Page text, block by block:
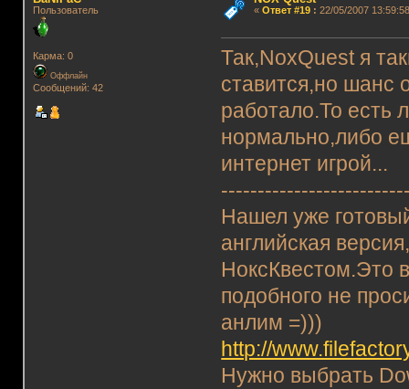
Пользователь
Карма: 0
Оффлайн
Сообщений: 42
« Ответ #19: 22/05/2007
Так,NoxQuest я
ставится,но шанс
работало.То есть
нормально,либо
интернет игрой...
Нашел уже
английская
НоксКвестом.Это
подобного не
анлим =)))
http://
Нужно выбрать